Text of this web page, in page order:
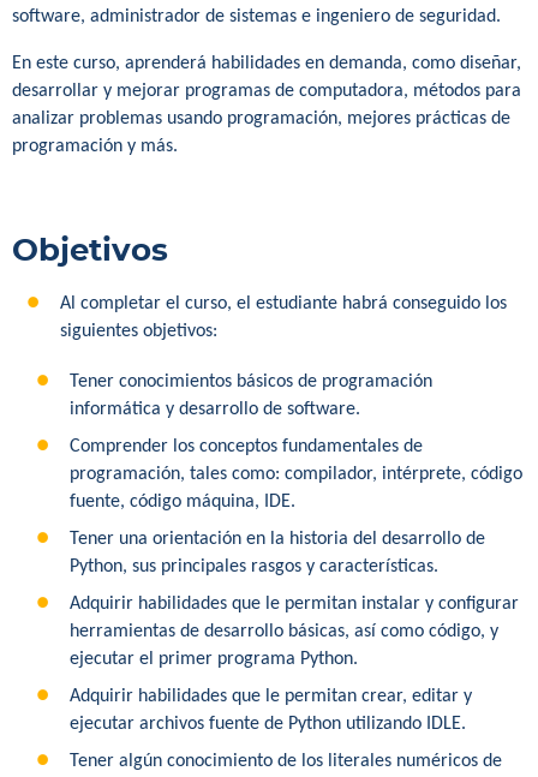
software, administrador de sistemas e ingeniero de seguridad.
En este curso, aprenderá habilidades en demanda, como diseñar,
desarrollar y mejorar programas de computadora, métodos para
analizar problemas usando programación, mejores prácticas de
programación y más.
Objetivos
Al completar el curso, el estudiante habrá conseguido los
siguientes objetivos:
Tener conocimientos básicos de programación
informática y desarrollo de software.
Comprender los conceptos fundamentales de
programación, tales como: compilador, intérprete, código
fuente, código máquina, IDE.
Tener una orientación en la historia del desarrollo de
Python, sus principales rasgos y características.
Adquirir habilidades que le permitan instalar y configurar
herramientas de desarrollo básicas, así como código, y
ejecutar el primer programa Python.
Adquirir habilidades que le permitan crear, editar y
ejecutar archivos fuente de Python utilizando IDLE.
Tener algún conocimiento de los literales numéricos de